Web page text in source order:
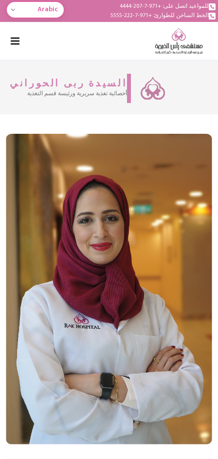
للمواعيد اتصل على: +971-7-207-4444
الخط الساخن للطوارئ: +971-7-222-5555
Arabic
السيدة ربى الحوراني
أخصائية تغذية سريرية ورئيسة قسم التغذية